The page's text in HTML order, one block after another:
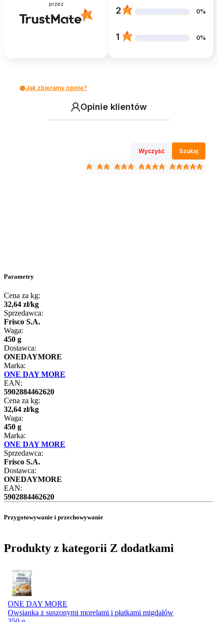
przez
2 0%
1 0%
Jak zbieramy opinie?
Opinie klientów
Wyczyść Szukaj
Parametry
Cena za kg:
32,64 zł/kg
Sprzedawca:
Frisco S.A.
Waga:
450 g
Dostawca:
ONEDAYMORE
Marka:
ONE DAY MORE
EAN:
5902884462620
Cena za kg:
32,64 zł/kg
Waga:
450 g
Marka:
ONE DAY MORE
Sprzedawca:
Frisco S.A.
Dostawca:
ONEDAYMORE
EAN:
5902884462620
Przygotowywanie i przechowywanie
Produkty z kategorii Z dodatkami
ONE DAY MORE
Owsianka z suszonymi morelami i płatkami migdałów